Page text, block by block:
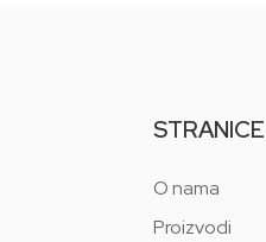
STRANICE
O nama
Proizvodi